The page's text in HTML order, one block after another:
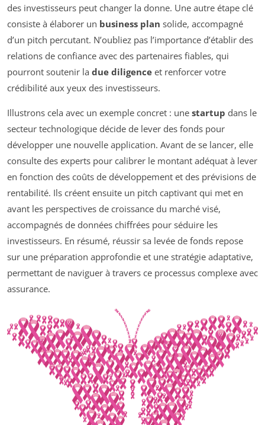
des investisseurs peut changer la donne. Une autre étape clé
consiste à élaborer un business plan solide, accompagné
d’un pitch percutant. N’oubliez pas l’importance d’établir des
relations de confiance avec des partenaires fiables, qui
pourront soutenir la due diligence et renforcer votre
crédibilité aux yeux des investisseurs.
Illustrons cela avec un exemple concret : une startup dans le
secteur technologique décide de lever des fonds pour
développer une nouvelle application. Avant de se lancer, elle
consulte des experts pour calibrer le montant adéquat à lever
en fonction des coûts de développement et des prévisions de
rentabilité. Ils créent ensuite un pitch captivant qui met en
avant les perspectives de croissance du marché visé,
accompagnés de données chiffrées pour séduire les
investisseurs. En résumé, réussir sa levée de fonds repose
sur une préparation approfondie et une stratégie adaptative,
permettant de naviguer à travers ce processus complexe avec
assurance.